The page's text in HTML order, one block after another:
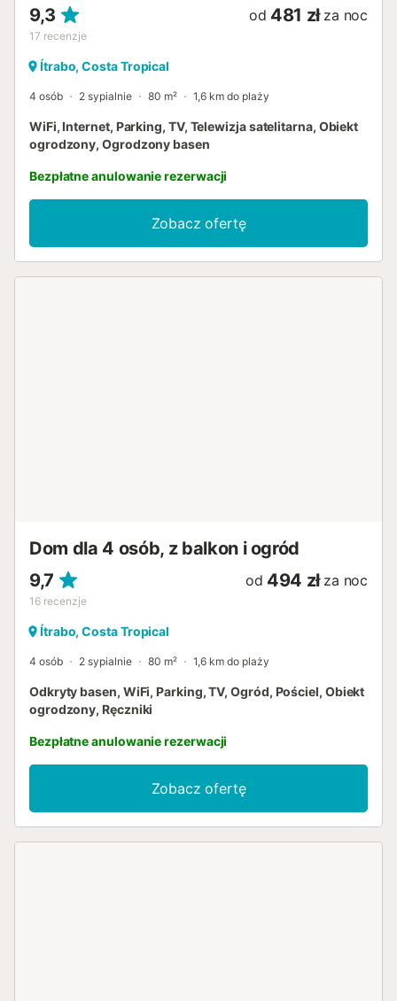
mniej, dostępne będą tylko trzy sypi...
9,3
17 recenzje
od 481 zł za noc
Ítrabo, Costa Tropical
4 osób 2 sypialnie 80 m² 1,6 km do plaży
WiFi, Internet, Parking, TV, Telewizja satelitarna, Obiekt
ogrodzony, Ogrodzony basen
Bezpłatne anulowanie rezerwacji
Zobacz ofertę
Dom dla 4 osób, z balkon i ogród
9,7
16 recenzje
od 494 zł za noc
Ítrabo, Costa Tropical
4 osób 2 sypialnie 80 m² 1,6 km do plaży
Odkryty basen, WiFi, Parking, TV, Ogród, Pościel, Obiekt
ogrodzony, Ręczniki
Bezpłatne anulowanie rezerwacji
Zobacz ofertę